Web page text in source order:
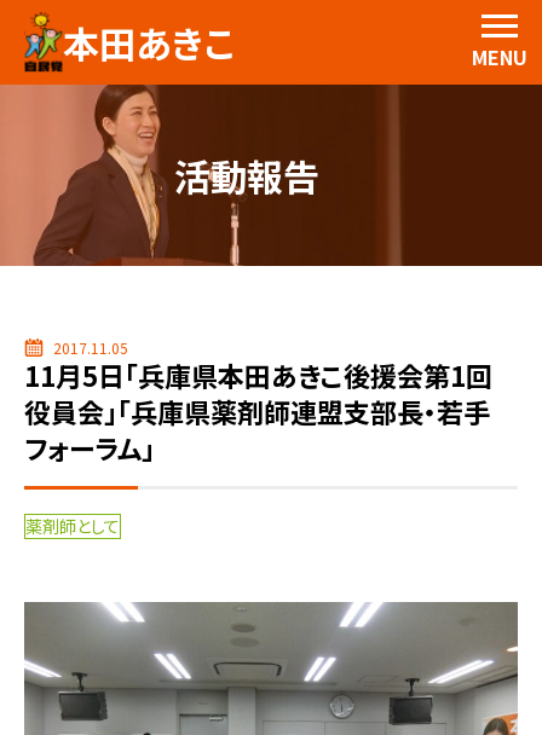
本田あきこ MENU
活動報告
2017.11.05
11月5日「兵庫県本田あきこ後援会第1回
役員会」「兵庫県薬剤師連盟支部長・若手
フォーラム」
薬剤師として